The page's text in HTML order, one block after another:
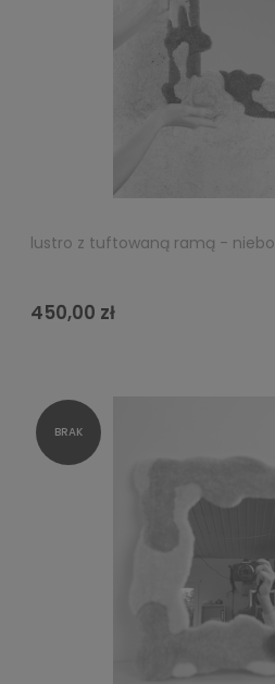
lustro z tuftowaną ramą - niebo
450,00 zł